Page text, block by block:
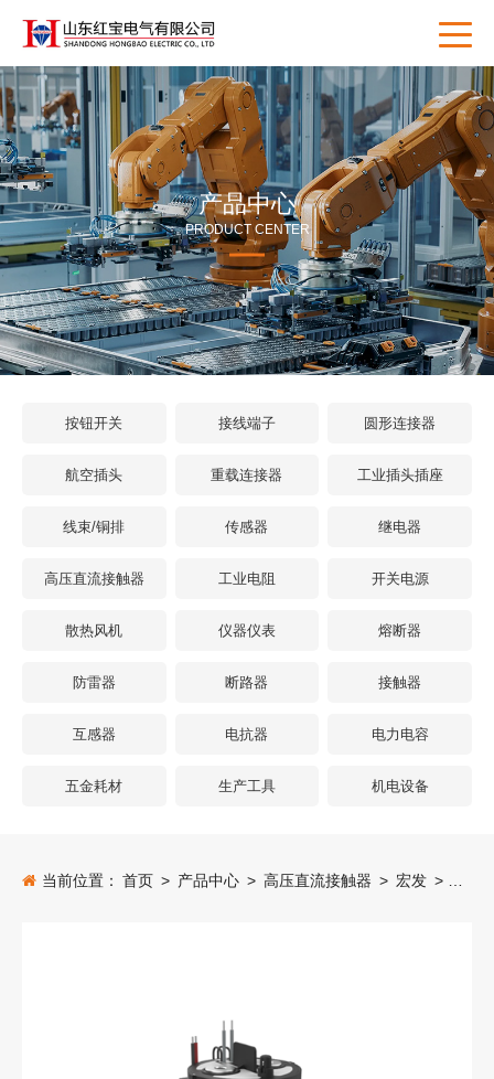
产品中心
PRODUCT CENTER
按钮开关 接线端子 圆形连接器
航空插头 重载连接器 工业插头插座
线束/铜排 传感器 继电器
高压直流接触器 工业电阻 开关电源
散热风机 仪器仪表 熔断器
防雷器 断路器 接触器
互感器 电抗器 电力电容
五金耗材 生产工具 机电设备
当前位置： 首页 > 产品中心 > 高压直流接触器 > 宏发 >